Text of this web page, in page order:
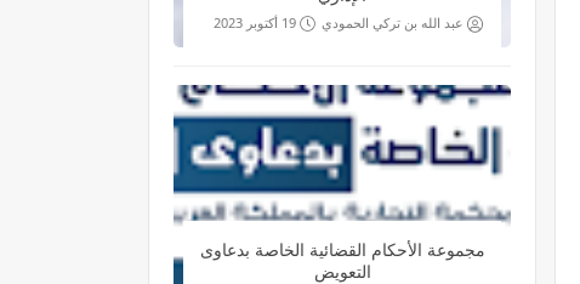
عبد الله بن تركي الحمودي 19 أكتوبر 2023
مجموعة الأحكام القضائية الخاصة بدعاوى
التعويض